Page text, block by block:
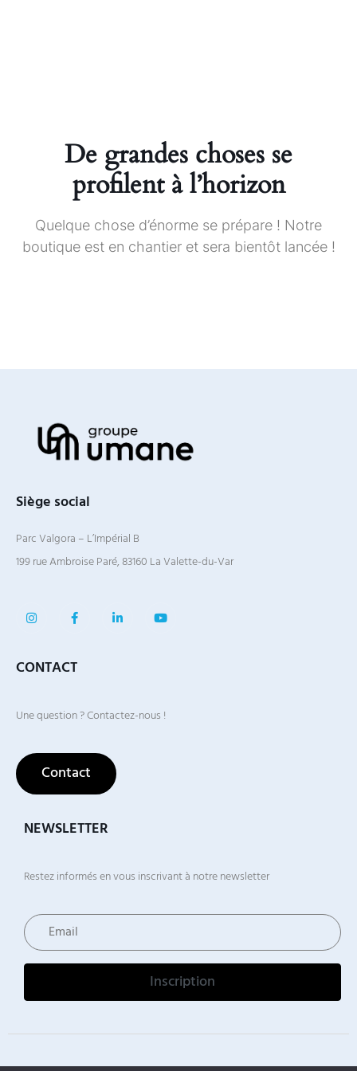
De grandes choses se
profilent à l’horizon
Quelque chose d’énorme se prépare ! Notre
boutique est en chantier et sera bientôt lancée !
Siège social
Parc Valgora – L’Impérial B
199 rue Ambroise Paré, 83160 La Valette-du-Var
CONTACT
Une question ? Contactez-nous !
Contact
NEWSLETTER
Restez informés en vous inscrivant à notre newsletter